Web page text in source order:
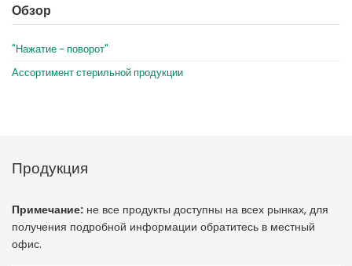
Обзор
"Нажатие - поворот"
Ассортимент стерильной продукции
Продукция
Примечание: не все продукты доступны на всех рынках, для
получения подробной информации обратитесь в местный
офис.